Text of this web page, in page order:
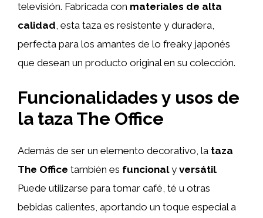
televisión. Fabricada con materiales de alta
calidad, esta taza es resistente y duradera,
perfecta para los amantes de lo freaky japonés
que desean un producto original en su colección.
Funcionalidades y usos de
la taza The Office
Además de ser un elemento decorativo, la taza
The Office también es funcionaly versátil.
Puede utilizarse para tomar café, té u otras
bebidas calientes, aportando un toque especial a